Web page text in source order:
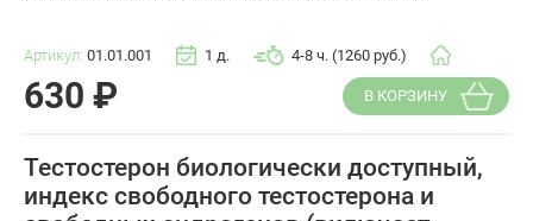
Артикул: 01.01.001 1 д. 4-8 ч. (1260 руб.)
630 ₽ В КОРЗИНУ
Тестостерон биологически доступный,
индекс свободного тестостерона и